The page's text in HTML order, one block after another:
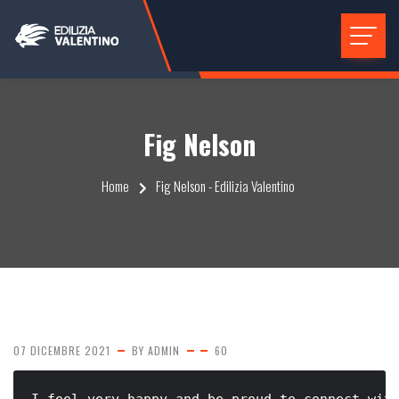
Fig Nelson
Home Fig Nelson - Edilizia Valentino
07 DICEMBRE 2021 BY ADMIN 60